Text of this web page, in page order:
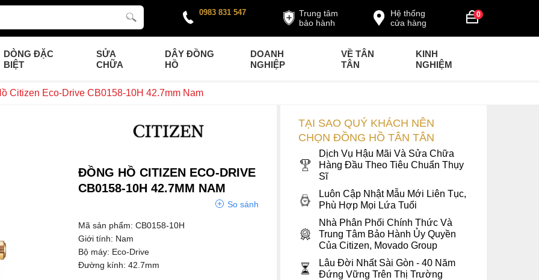
0
Hệ thống
cửa hàng
Trung tâm
bảo hành
0983 831 547
DÒNG ĐẶC
BIỆT
SỬA
CHỮA
DÂY ĐỒNG
HỒ
DOANH
NGHIỆP
VỀ TÂN
TÂN
KINH
NGHIỆM
Citizen Eco-Drive CB0158-10H 42.7mm Nam
ĐỒNG HỒ CITIZEN ECO-DRIVE
CB0158-10H 42.7MM NAM
So sánh
Mã sản phẩm: CB0158-10H
Giới tính: Nam
Bộ máy: Eco-Drive
Đường kính: 42.7mm
TẠI SAO QUÝ KHÁCH NÊN
CHỌN ĐỒNG HỒ TÂN TÂN
Dịch Vụ Hậu Mãi Và Sửa Chữa
Hàng Đầu Theo Tiêu Chuẩn Thụy
Sĩ
Luôn Cập Nhật Mẫu Mới Liên Tục,
Phù Hợp Mọi Lứa Tuổi
Nhà Phân Phối Chính Thức Và
Trung Tâm Bảo Hành Ủy Quyền
Của Citizen, Movado Group
Lâu Đời Nhất Sài Gòn - 40 Năm
Đứng Vững Trên Thị Trường